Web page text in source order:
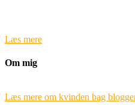
Læs mere
Om mig
Læs mere om kvinden bag